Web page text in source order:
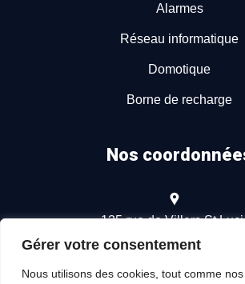
Gérer votre consentement
Nous utilisons des cookies, tout comme
Alarmes
Réseau informatique
Domotique
Borne de recharge
Nos
135 rue de Villers St
60000 Beauvais